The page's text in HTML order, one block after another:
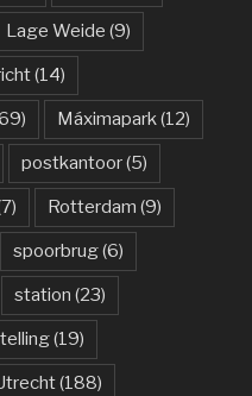
Lage Weide (9)
(14)
Máximapark(12)
postkantoor(5)
Rotterdam (9)
spoorbrug(6)
station (23)
(19)
(188)